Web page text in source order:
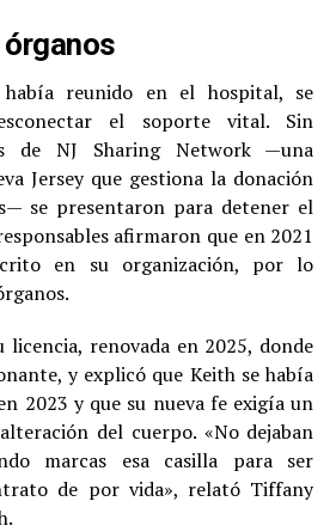
reunido en el hospital, se
el soporte vital. Sin
de NJ Sharing Network —una
Jersey que gestiona la donación
se presentaron para detener el
afirmaron que en 2021
en su organización, por lo
renovada en 2025, donde
y explicó que Keith se había
2023 y que su nueva fe exigía un
del cuerpo. «No dejaban
marcas esa casilla para ser
de por vida», relató Tiffany